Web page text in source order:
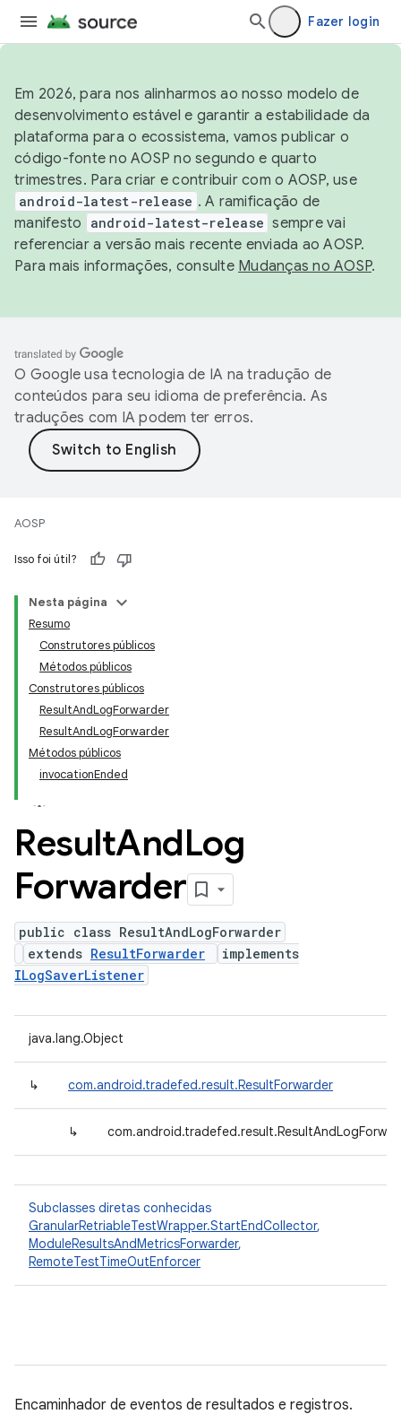
Fazer login
Em 2026, para nos alinharmos ao nosso modelo de
desenvolvimento estável e garantir a estabilidade da
plataforma para o ecossistema, vamos publicar o
código-fonte no AOSP no segundo e quarto
trimestres. Para criar e contribuir com o AOSP, use
android-latest-release . A ramificação de
manifesto
android-latest-release sempre vai
referenciar a versão mais recente enviada ao AOSP.
Para mais informações, consulte Mudanças no AOSP.
O Google usa tecnologia de IA na tradução de
conteúdos para seu idioma de preferência. As
traduções com IA podem ter erros.
AOSP
Isso foi útil?
Nesta página
Resumo
Construtores públicos
Métodos públicos
Construtores públicos
ResultAndLogForwarder
ResultAndLogForwarder
Métodos públicos
invocationEnded
ResultAndLog
Forwarder
public class ResultAndLogForwarder
extends ResultForwarder
implements
ILogSaverListener
java.lang.Object
↳ com.android.tradefed.result.ResultForwarder
↳
Subclasses diretas conhecidas
GranularRetriableTestWrapper.StartEndCollector,
ModuleResultsAndMetricsForwarder,
RemoteTestTimeOutEnforcer
Encaminhador de eventos de resultados e registros.